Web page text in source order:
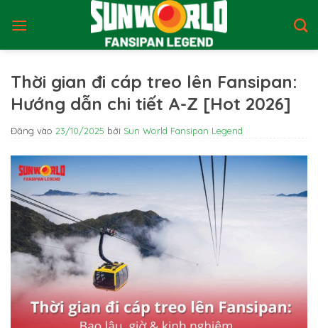
qua
Thời gian đi cáp treo lên Fansipan:
Hướng dẫn chi tiết A-Z [Hot 2026]
Đăng vào 23/10/2025 bởi Sun World Fansipan Legend